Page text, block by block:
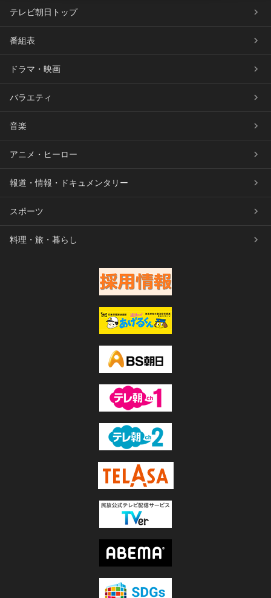
テレビ朝日トップ
番組表
ドラマ・映画
バラエティ
音楽
アニメ・ヒーロー
報道・情報・ドキュメンタリー
スポーツ
料理・旅・暮らし